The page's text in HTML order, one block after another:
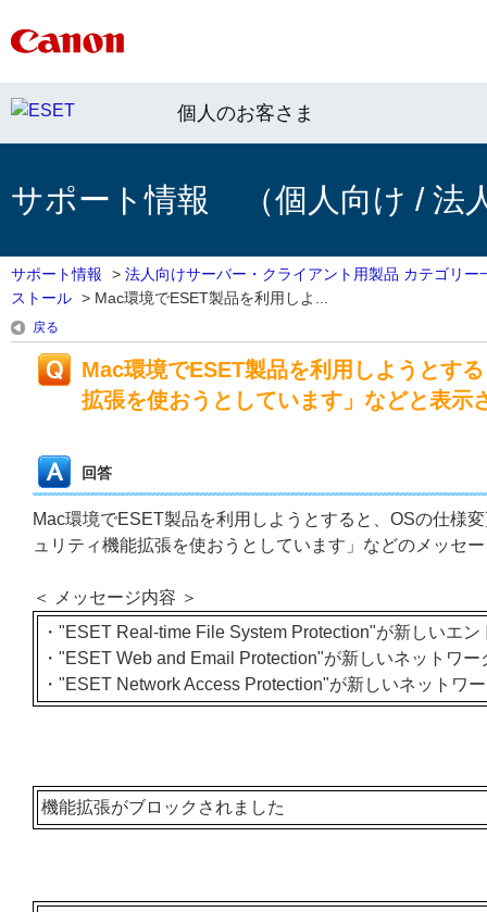
個人のお客さま
サポート情報 （個人向け / 法
サポート情報 > 法人向けサーバー・クライアント用製品 カテゴリー
ストール > Mac環境でESET製品を利用しよ...
戻る
Mac環境でESET製品を利用しようとす
拡張を使おうとしています」などと表示
回答
Mac環境でESET製品を利用しようとすると、OSの仕様
ュリティ機能拡張を使おうとしています」などのメッセ
＜ メッセージ内容 ＞
・"ESET Real-time File System Protection"が新しいエ
・"ESET Web and Email Protection"が新しいネットワ
・"ESET Network Access Protection"が新しいネットワ
機能拡張がブロックされました